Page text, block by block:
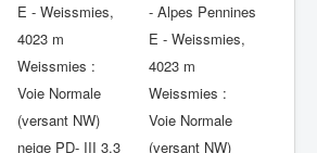
E - Weissmies,
4023 m
Weissmies :
Voie Normale
(versant NW)
neige PD- III 3.3
- Alpes Pennines
E - Weissmies,
4023 m
Weissmies :
Voie Normale
(versant NW)